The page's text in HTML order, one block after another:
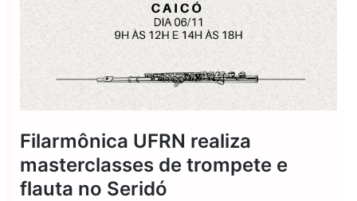
Filarmônica UFRN realiza
masterclasses de trompete e
flauta no Seridó